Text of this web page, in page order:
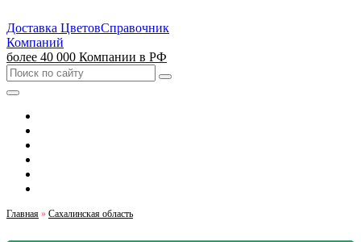
Доставка ЦветовСправочник
Компаний
более 40 000 Компании в РФ
Главная » Сахалинская область